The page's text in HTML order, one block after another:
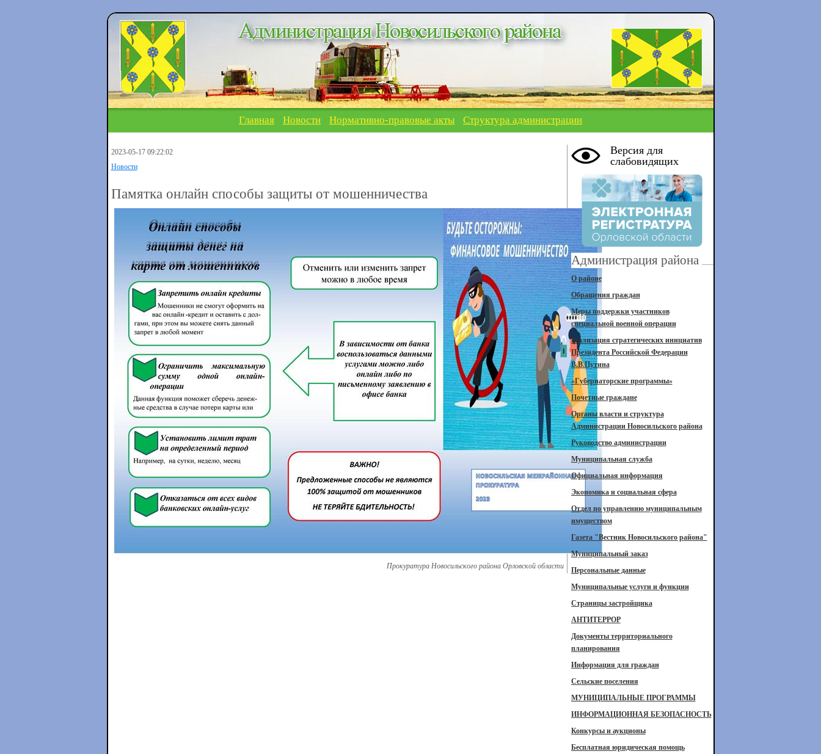
Главная Новости Нормативно-правовые акты Структура администрации
2023-05-17 09:22:02
Новости
Памятка онлайн способы защиты от мошенничества
Прокуратура Новосильского района Орловской области
Версия для
слабовидящих
Администрация района
О районе
Обращения граждан
Меры поддержки участников
специальной военной операции
Реализация стратегических инициатив
Президента Российской Федерации
В.В.Путина
«Губернаторские программы»
Почетные граждане
Органы власти и структура
Администрации Новосильского района
Руководство администрации
Муниципальная служба
Официальная информация
Экономика и социальная сфера
Отдел по управлению муниципальным
имуществом
Газета "Вестник Новосильского района"
Муниципальный заказ
Персональные данные
Муниципальные услуги и функции
Страницы застройщика
АНТИТЕРРОР
Документы территориального
планирования
Информация для граждан
Сельские поселения
МУНИЦИПАЛЬНЫЕ ПРОГРАММЫ
ИНФОРМАЦИОННАЯ БЕЗОПАСНОСТЬ
Конкурсы и аукционы
Бесплатная юридическая помощь